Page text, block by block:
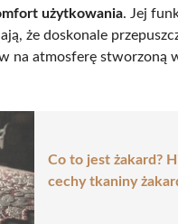
użytkowania. Jej
że doskonale
na atmosferę stworzoną
Co to jest żakard?
cechy tkaniny